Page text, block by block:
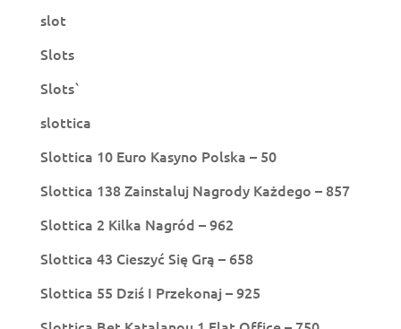
slot
Slots
Slots`
slottica
Slottica 10 Euro Kasyno Polska – 50
Slottica 138 Zainstaluj Nagrody Każdego – 857
Slottica 2 Kilka Nagród – 962
Slottica 43 Cieszyć Się Grą – 658
Slottica 55 Dziś I Przekonaj – 925